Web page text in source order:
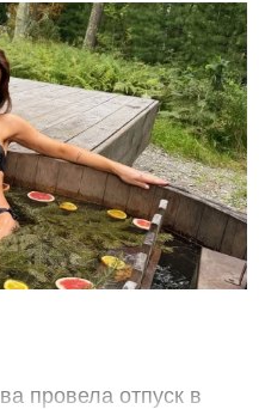
провела отпуск в